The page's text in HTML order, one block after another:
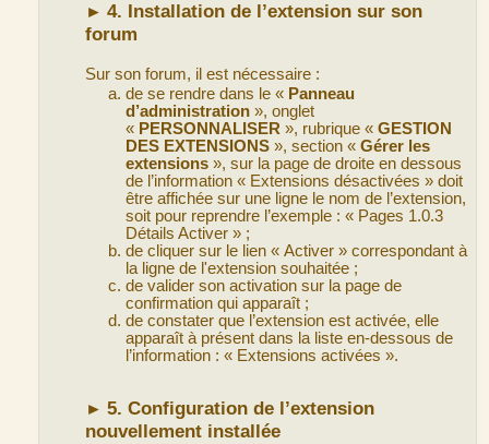
►4. Installation de l’extension sur son
forum
Sur son forum, il est nécessaire :
de se rendre dans le « Panneau
d’administration », onglet
« PERSONNALISER », rubrique «GESTION
DES EXTENSIONS », section «Gérer les
extensions », sur la page de droite en dessous
de l’information « Extensions désactivées » doit
être affichée sur une ligne le nom de l’extension,
soit pour reprendre l’exemple : « Pages 1.0.3
Détails Activer » ;
de cliquer sur le lien « Activer » correspondant à
la ligne de l'extension souhaitée ;
de valider son activation sur la page de
confirmation qui apparaît ;
de constater que l’extension est activée, elle
apparaît à présent dans la liste en-dessous de
l’information : « Extensions activées ».
►5. Configuration de l’extension
nouvellement installée